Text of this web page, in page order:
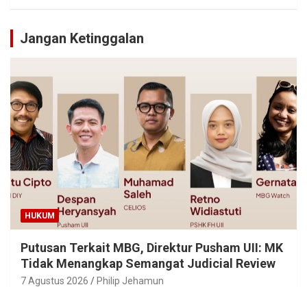
Jangan Ketinggalan
HUKUM
Putusan Terkait MBG, Direktur Pusham UII: MK
Tidak Menangkap Semangat Judicial Review
7 Agustus 2026 Philip Jehamun